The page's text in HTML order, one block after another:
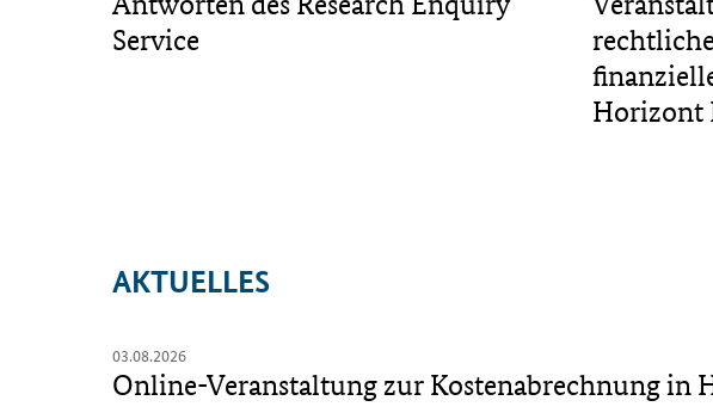
Service
Horizont
AKTUELLES
03.08.2026
Online-Veranstaltung zur Kostenabrechnung